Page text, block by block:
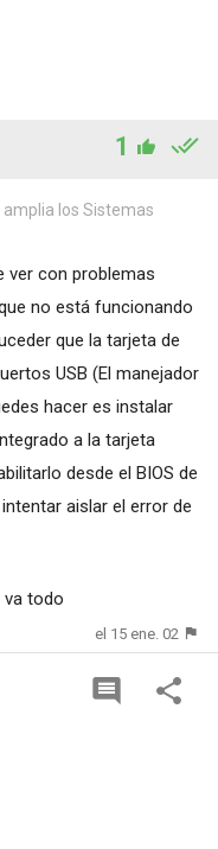
1
los Sistemas
ver con problemas
no está funcionando
que la tarjeta de
USB (El manejador
hacer es instalar
a la tarjeta
desde el BIOS de
aislar el error de
va todo
el 15 ene. 02